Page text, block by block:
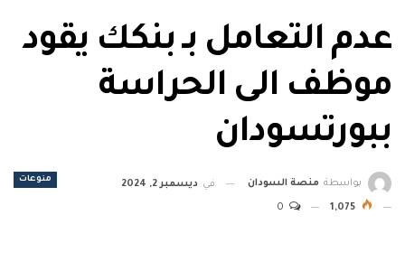
عدم التعامل بـ بنكك يقود
موظف الى الحراسة
ببورتسودان
منوعات بواسطة منصة السودان في ديسمبر 2, 2024
1,075